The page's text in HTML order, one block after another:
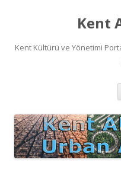
Kent
Kent Kültürü ve Yönetimi